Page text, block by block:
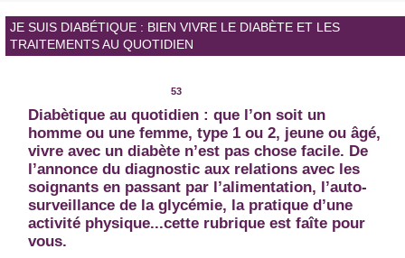
JE SUIS DIABÉTIQUE : BIEN VIVRE LE DIABÈTE ET LES
TRAITEMENTS AU QUOTIDIEN
r
e
o
n
p
r
i
n
h
r
e
o
n
e
m
a
i
e
o
a
c
e
r
e
o
n
t
w
i
t
r
e
o
n
g
o
o
g
e
S
h
a
r
i
n
g
53
Diabètique au quotidien : que l’on soit un
homme ou une femme, type 1 ou 2, jeune ou âgé,
vivre avec un diabète n’est pas chose facile. De
l’annonce du diagnostic aux relations avec les
soignants en passant par l’alimentation, l’auto-
surveillance de la glycémie, la pratique d’une
activité physique...cette rubrique est faîte pour
vous.